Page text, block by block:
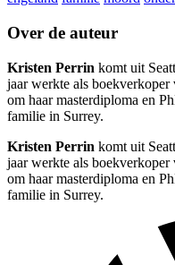
Over de auteur
Kristen Perrin komt uit
jaar werkte als boekverkoper
om haar masterdiploma en
familie in Surrey.
Kristen Perrin komt uit
jaar werkte als boekverkoper
om haar masterdiploma en
familie in Surrey.